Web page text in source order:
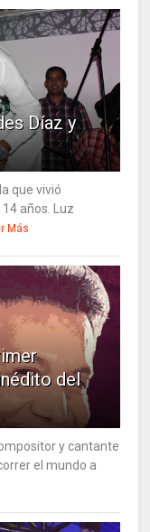
Díaz y
que vivió
años. Luz
Más
del
y cantante
el mundo a